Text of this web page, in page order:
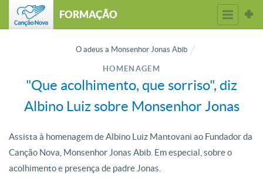
FORMAÇÃO
O adeus a Monsenhor Jonas Abib
HOMENAGEM
"Que acolhimento, que sorriso", diz
Albino Luiz sobre Monsenhor Jonas
Assista à homenagem de Albino Luiz Mantovani ao Fundador da
Canção Nova, Monsenhor Jonas Abib. Em especial, sobre o
acolhimento e presença de padre Jonas.